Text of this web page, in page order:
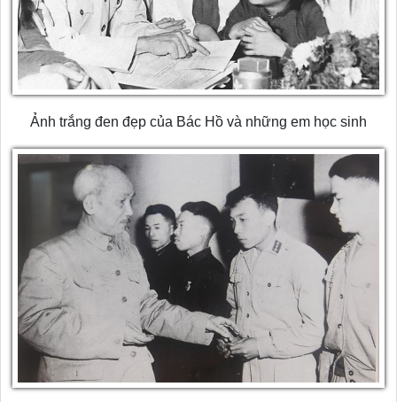
Ảnh trắng đen đẹp của Bác Hồ và những em học sinh